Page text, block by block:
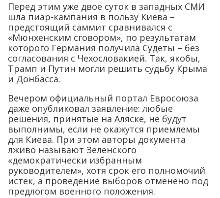
Перед этим уже двое суток в западных СМИ
шла пиар-кампания в пользу Киева –
предстоящий саммит сравнивался с
«Мюнхенским сговором», по результатам
которого Германия получила Судеты – без
согласования с Чехословакией. Так, якобы,
Трамп и Путин могли решить судьбу Крыма
и Донбасса.
Вечером официальный портал Евросоюза
даже опубликовал заявление: любые
решения, принятые на Аляске, не будут
выполнимы, если не окажутся приемлемы
для Киева. При этом авторы документа
лживо называют Зеленского
«демократически избранным
руководителем», хотя срок его полномочий
истек, а проведение выборов отменено под
предлогом военного положения.